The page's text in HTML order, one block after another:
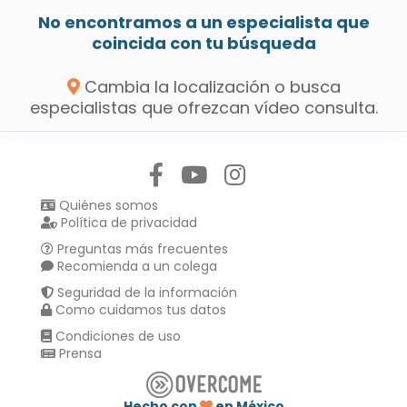
No encontramos a un especialista que
coincida con tu búsqueda
Cambia la localización o busca
especialistas que ofrezcan vídeo consulta.
Quiénes somos
Política de privacidad
Preguntas más frecuentes
Recomienda a un colega
Seguridad de la información
Como cuidamos tus datos
Condiciones de uso
Prensa